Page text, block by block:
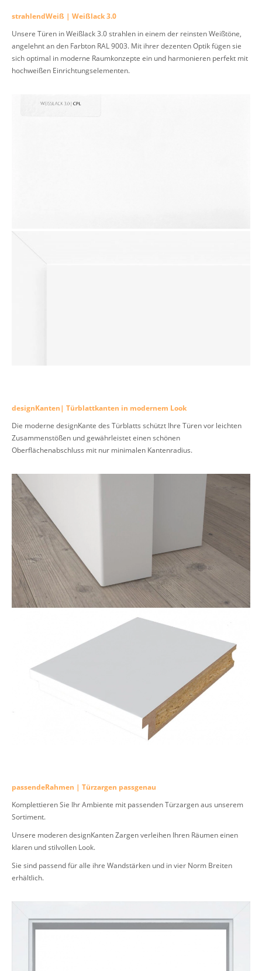
strahlendWeiß | Weißlack 3.0
Unsere Türen in Weißlack 3.0 strahlen in einem der reinsten Weißtöne,
angelehnt an den Farbton RAL 9003. Mit ihrer dezenten Optik fügen sie
sich optimal in moderne Raumkonzepte ein und harmonieren perfekt mit
hochweißen Einrichtungselementen.
designKanten| Türblattkanten in modernem Look
Die moderne designKante des Türblatts schützt Ihre Türen vor leichten
Zusammenstößen und gewährleistet einen schönen
Oberflächenabschluss mit nur minimalen Kantenradius.
passendeRahmen | Türzargen passgenau
Komplettieren Sie Ihr Ambiente mit passenden Türzargen aus unserem
Sortiment.
Unsere moderen designKanten Zargen verleihen Ihren Räumen einen
klaren und stilvollen Look.
Sie sind passend für alle ihre Wandstärken und in vier Norm Breiten
erhältlich.